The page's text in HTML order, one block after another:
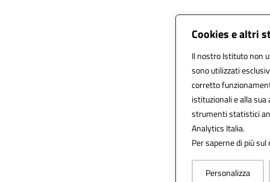
Cookies e altri
Il nostro Istituto non
sono utilizzati
corretto
istituzionali e alla
strumenti statistici
Analytics Italia.
Per saperne di più
Personalizza